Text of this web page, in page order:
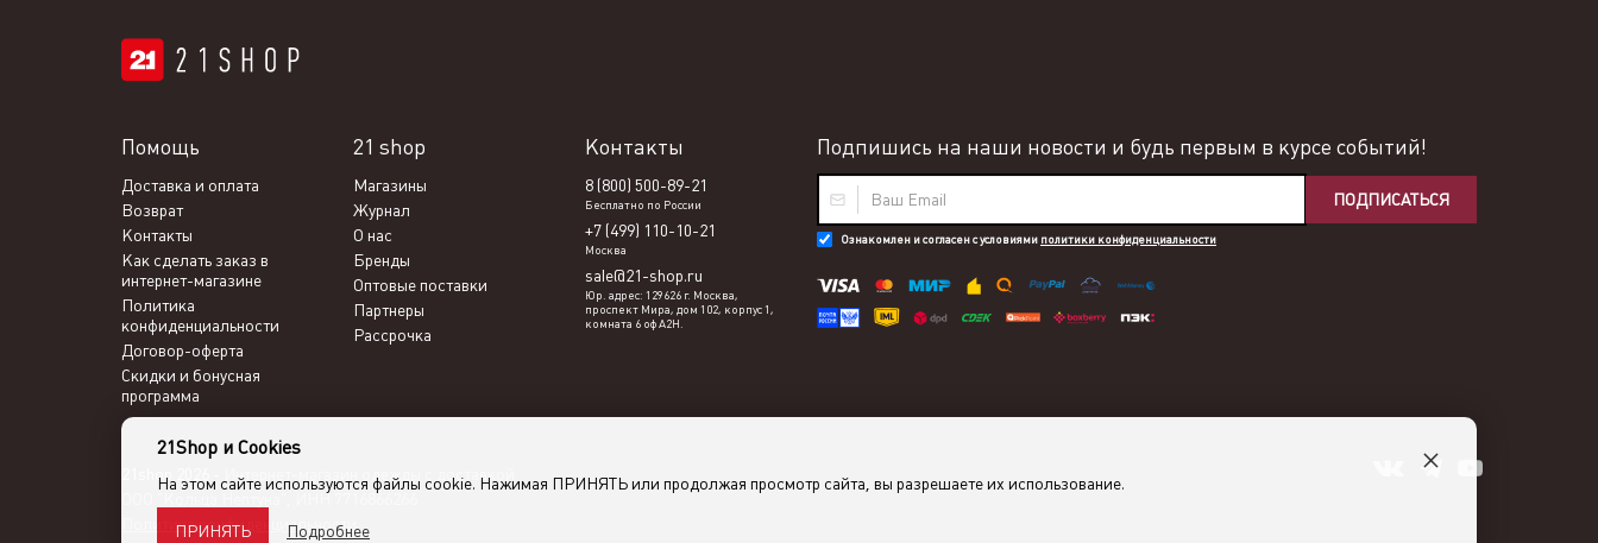
Подпишись на наши новости и будь первым в курсе событий!
ПОДПИСАТЬСЯ
Ознакомлен и согласен с условиями политики конфиденциальности
21 shop
Магазины
Журнал
О нас
Бренды
Оптовые поставки
Партнеры
Рассрочка
Помощь
Доставка и оплата
Возврат
Контакты
Как сделать заказ в
интернет-магазине
Политика
конфиденциальности
Договор-оферта
Скидки и бонусная
программа
Контакты
8 (800) 500-89-21
Бесплатно по России
+7 (499) 110-10-21
Москва
sale@21-shop.ru
Юр. адрес: 129626 г. Москва,
проспект Мира, дом 102, корпус 1,
комната 6 оф А2Н.
21shop 2026 -
Интернет-магазин одежды с доставкой
ООО "Кольца Нептуна", ИНН 7716866266
Политика конфиденциальности
21Shop и Cookies
На этом сайте используются файлы cookie. Нажимая ПРИНЯТЬ или продолжая просмотр сайта, вы разрешаете их использование.
ПРИНЯТЬ Подробнее
×